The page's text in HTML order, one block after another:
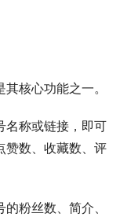
核心功能之一。
名称或链接，即可
赞数、收藏数、评
粉丝数、简介、